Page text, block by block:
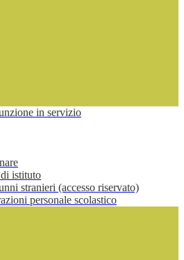
in servizio
istituto
stranieri (accesso riservato)
personale scolastico